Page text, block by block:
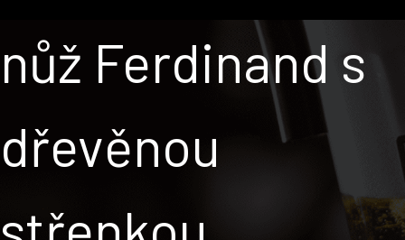
nůž Ferdinand s
dřevěnou